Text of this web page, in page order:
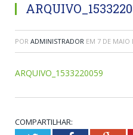
POR ADMINISTRADOR EM 7 DE MAIO
ARQUIVO_1533220059
COMPARTILHAR: